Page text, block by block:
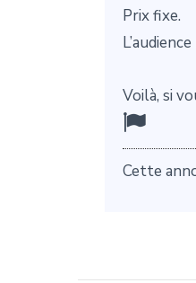
Prix fixe.
Voilà, si
Cette